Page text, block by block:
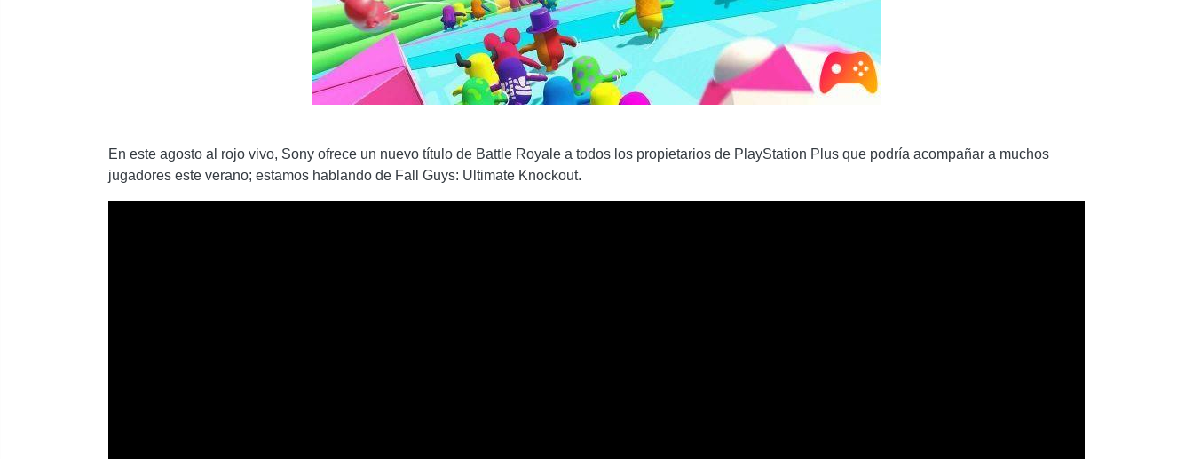
En este agosto al rojo vivo, Sony ofrece un nuevo título de Battle Royale a todos los propietarios de PlayStation Plus que podría acompañar a muchos
jugadores este verano; estamos hablando de Fall Guys: Ultimate Knockout.